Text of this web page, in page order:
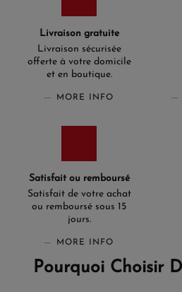
Livraison gratuite
Livraison sécurisée
offerte à votre domicile
et en boutique.
MORE INFO
Satisfait ou remboursé
Satisfait de votre achat
ou remboursé sous 15
jours.
MORE INFO
Pourquoi Choisir